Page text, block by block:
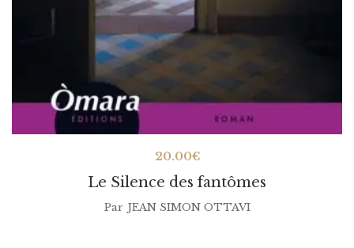
Le Silence des fantômes
20.00€
Par JEAN SIMON OTTAVI